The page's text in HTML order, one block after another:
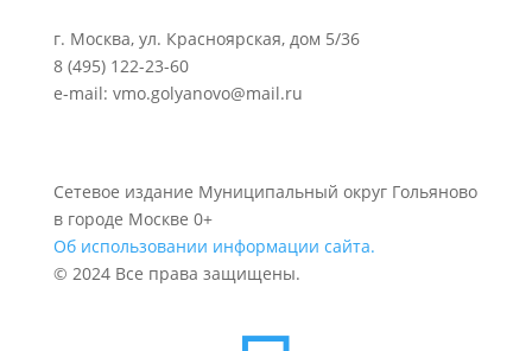
г. Москва, ул. Красноярская, дом 5/36
8 (495) 122-23-60
e-mail: vmo.golyanovo@mail.ru
Сетевое издание Муниципальный округ Гольяново
в городе Москве 0+
Об использовании информации сайта.
© 2024 Все права защищены.